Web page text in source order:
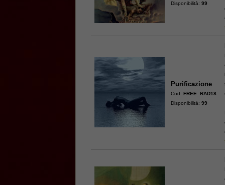
Disponibilità:99
Purificazione
Cod.FREE_RAD18
Disponibilità:99